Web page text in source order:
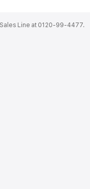
Sales Line at 0120-99-4477.